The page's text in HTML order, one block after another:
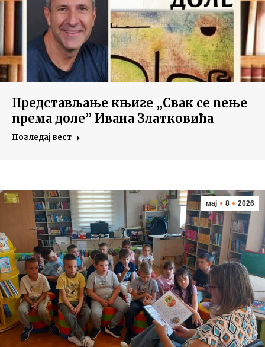
Представљање књиге „Свак се пење
према доле” Ивана Златковића
Погледај вест
мај 8 2026